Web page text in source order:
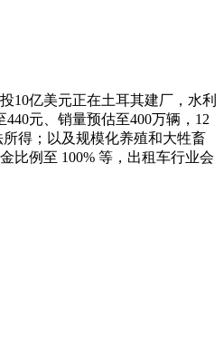
亿美元正在土耳其建厂，水利
元、销量预估至400万辆，12
得；以及规模化养殖和大牲畜
比例至 100% 等，出租车行业会